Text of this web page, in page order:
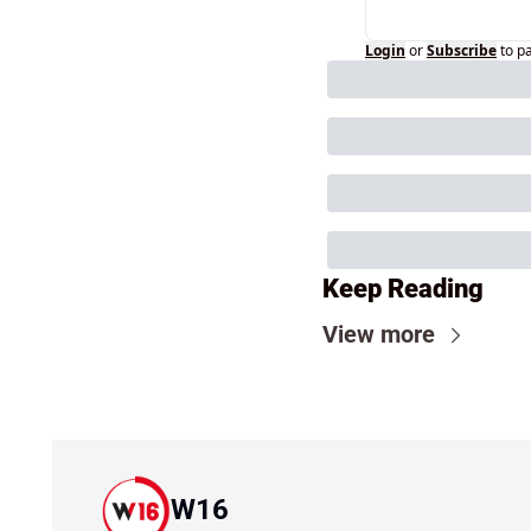
Login orSubscribeto
Keep Reading
View more
W16